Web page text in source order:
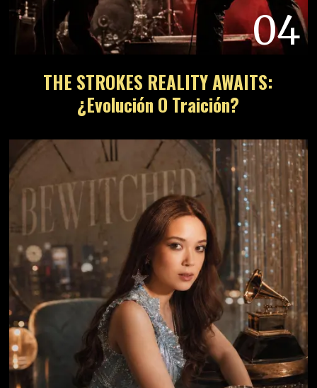
04
THE STROKES REALITY AWAITS:
¿Evolución O Traición?